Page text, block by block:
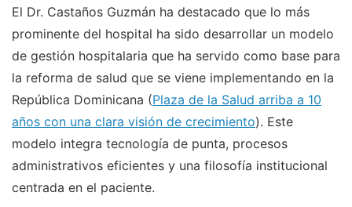
El Dr. Castaños Guzmán ha destacado que lo más
prominente del hospital ha sido desarrollar un modelo
de gestión hospitalaria que ha servido como base para
la reforma de salud que se viene implementando en la
República Dominicana (Plaza de la Salud arriba a 10
años con una clara visión de crecimiento). Este
modelo integra tecnología de punta, procesos
administrativos eficientes y una filosofía institucional
centrada en el paciente.